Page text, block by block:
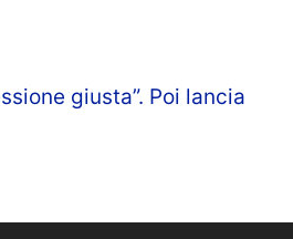
giusta”. Poi lancia